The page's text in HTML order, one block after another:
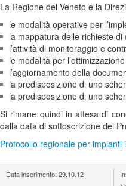
La Regione del Veneto e la
le modalità operative per
la mappatura delle richieste di
l’attività di monitoraggio e
le modalità per
l’aggiornamento della
la predisposizione di uno
la predisposizione di uno
Si rimane quindi in attesa di
dalla data di sottoscrizione del
Protocollo regionale per
Data inserimento: 29.10.12